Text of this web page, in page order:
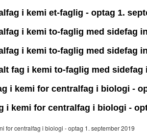
i kemi et-faglig - optag 1.
i kemi to-faglig med sidefag
i kemi to-faglig med sidefag
fag i kemi to-faglig med
i kemi for centralfag i biologi -
i kemi for centralfag i biologi -
for centralfag i biologi - optag 1. september 2019